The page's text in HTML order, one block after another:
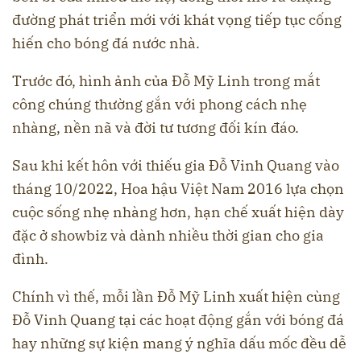
đường phát triển mới với khát vọng tiếp tục cống
hiến cho bóng đá nước nhà.
Trước đó, hình ảnh của Đỗ Mỹ Linh trong mắt
công chúng thường gắn với phong cách nhẹ
nhàng, nền nã và đời tư tương đối kín đáo.
Sau khi kết hôn với thiếu gia Đỗ Vinh Quang vào
tháng 10/2022, Hoa hậu Việt Nam 2016 lựa chọn
cuộc sống nhẹ nhàng hơn, hạn chế xuất hiện dày
đặc ở showbiz và dành nhiều thời gian cho gia
đình.
Chính vì thế, mỗi lần Đỗ Mỹ Linh xuất hiện cùng
Đỗ Vinh Quang tại các hoạt động gắn với bóng đá
hay những sự kiện mang ý nghĩa dấu mốc đều dễ